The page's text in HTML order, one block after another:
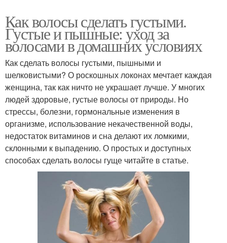
Как волосы сделать густыми.
Густые и пышные: уход за
волосами в домашних условиях
Как сделать волосы густыми, пышными и
шелковистыми? О роскошных локонах мечтает каждая
женщина, так как ничто не украшает лучше. У многих
людей здоровые, густые волосы от природы. Но
стрессы, болезни, гормональные изменения в
организме, использование некачественной воды,
недостаток витаминов и сна делают их ломкими,
склонными к выпадению. О простых и доступных
способах сделать волосы гуще читайте в статье.